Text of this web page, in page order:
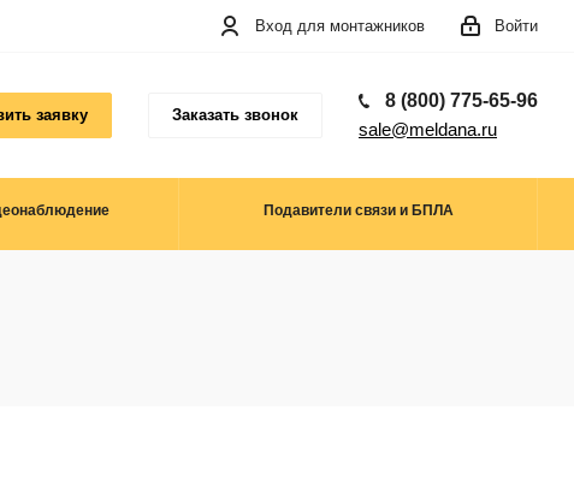
Войти
Вход для монтажников
заявку Заказать звонок
8 (800) 775-65-96
sale@meldana.ru
Подавители связи и БПЛА